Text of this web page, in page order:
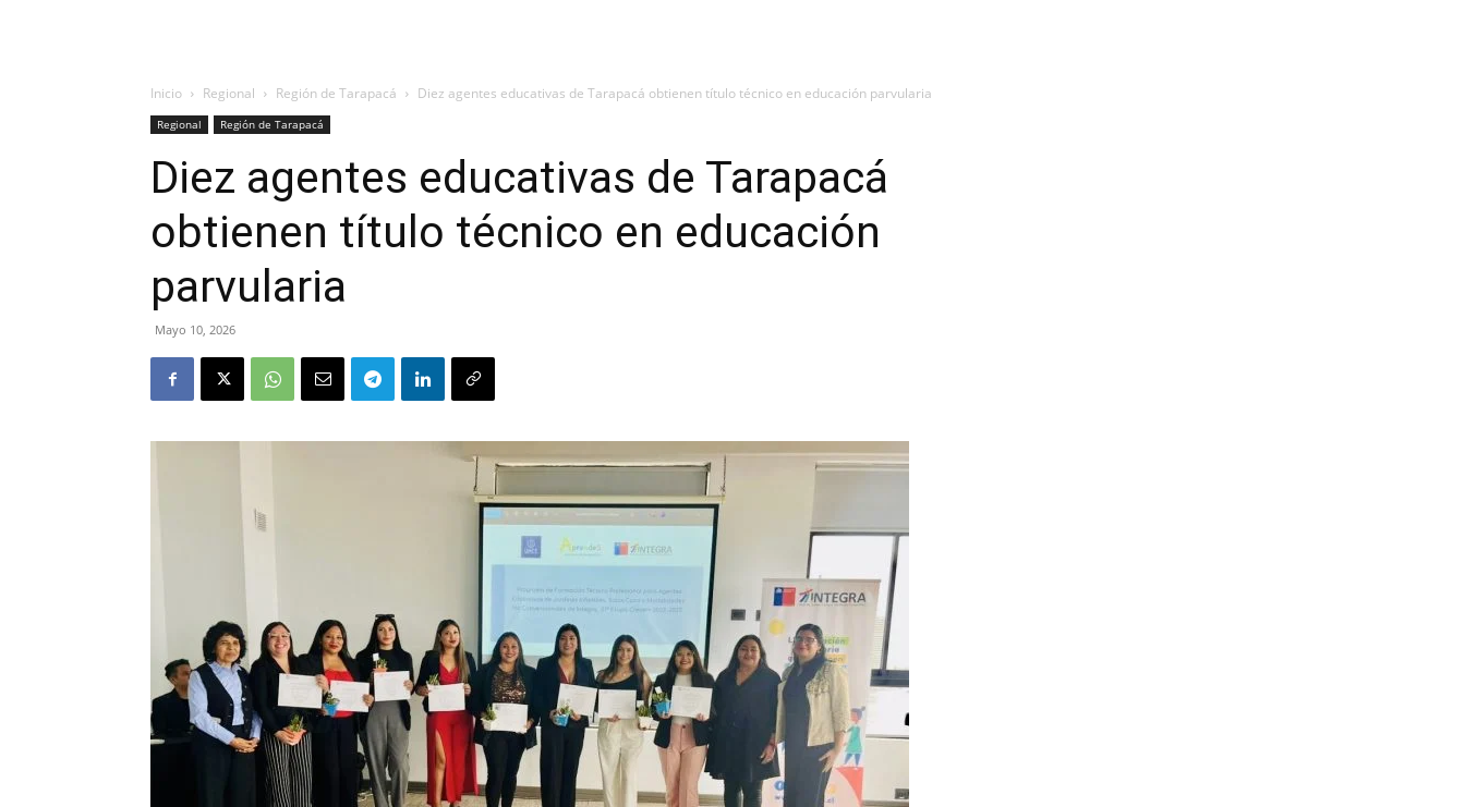
Inicio Regional Región de Tarapacá Diez agentes educativas de Tarapacá obtienen título técnico en educación parvularia
Regional Región de Tarapacá
Diez agentes educativas de Tarapacá
obtienen título técnico en educación
parvularia
Mayo 10, 2026